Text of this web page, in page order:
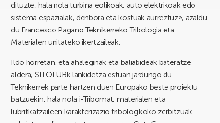
dituzte, hala nola turbina eolikoak, auto elektrikoak edo
sistema espazialak, denbora eta kostuak aurreztuz», azaldu
du Francesco Pagano Teknikerreko Tribologia eta
Materialen unitateko ikertzaileak.
Ildo horretan, eta ahaleginak eta baliabideak bateratze
aldera, SITOLUBk lankidetza estuan jardungo du
Teknikerrek parte hartzen duen Europako beste proiektu
batzuekin, hala nola i-Tribomat, materialen eta
lubrifikatzaileen karakterizazio tribologikoko zerbitzuak